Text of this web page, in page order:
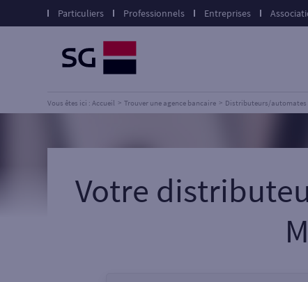
Particuliers Professionnels Entreprises
Vous êtes ici : Accueil Trouver une agence bancaire Distributeurs/automates
Votre